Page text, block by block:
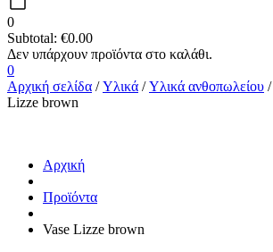
0
Subtotal: €0.00
0
Αρχική σελίδα /Υλικά /Υλικά ανθοπωλείου /
Lizze brown
Αρχική
Προϊόντα
Vase Lizze brown